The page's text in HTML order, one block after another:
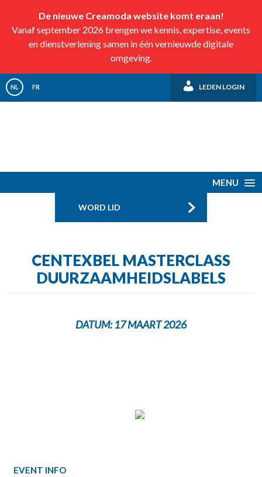
De nieuwe Creamoda website komt eraan!
Vanaf september 2026 brengen we kennis, expertise, events
en dienstverlening samen in één vernieuwde digitale
omgeving.
NL FR LEDEN LOGIN
MENU
WORD LID
CENTEXBEL MASTERCLASS
DUURZAAMHEIDSLABELS
DATUM:17 MAART 2026
EVENT INFO